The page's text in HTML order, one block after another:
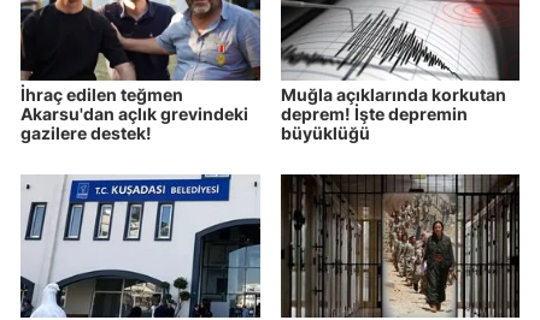
İhraç edilen teğmen
Akarsu'dan açlık grevindeki
gazilere destek!
Muğla açıklarında korkutan
deprem! İşte depremin
büyüklüğü